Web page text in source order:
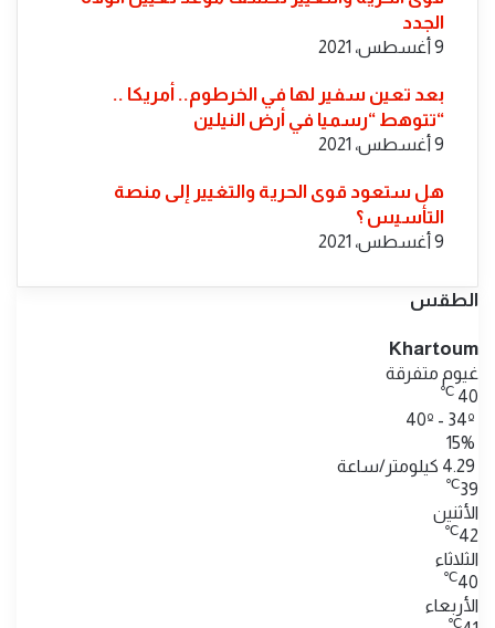
الجدد
9 أغسطس، 2021
بعد تعين سفير لها في الخرطوم.. أمريكا ..
“تتوهط “رسميا في أرض النيلين
9 أغسطس، 2021
هل ستعود قوى الحرية والتغيير إلى منصة
التأسيس ؟
9 أغسطس، 2021
الطقس
Khartoum
غيوم متفرقة
40
℃
15%
4.29 كيلومتر/ساعة
39
℃
الأثنين
42
℃
الثلاثاء
40
℃
الأربعاء
℃